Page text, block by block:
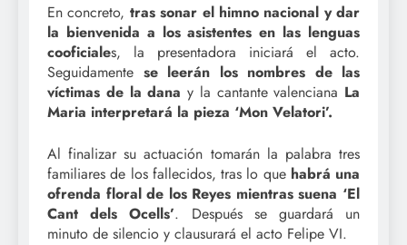
En concreto, tras sonar el himno nacional y dar
la bienvenida a los asistentes en las lenguas
cooficiales, la presentadora iniciará el acto.
Seguidamente se leerán los nombres de las
víctimas de la dana y la cantante valenciana La
Maria interpretará la pieza ‘Mon Velatori’.
Al finalizar su actuación tomarán la palabra tres
familiares de los fallecidos, tras lo que habrá una
ofrenda floral de los Reyes mientras suena ‘El
Cant dels Ocells’. Después se guardará un
minuto de silencio y clausurará el acto Felipe VI.